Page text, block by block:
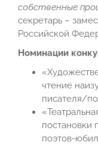
собственные
секретарь –
Российской
Номинации
чтение
писателя/
постановки
поэтов-